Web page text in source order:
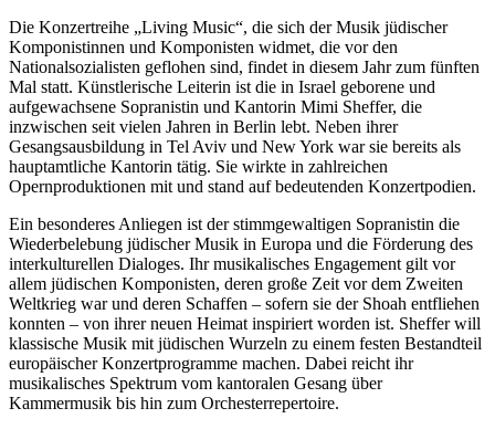
Die Konzertreihe „Living Music“, die sich der Musik jüdischer
Komponistinnen und Komponisten widmet, die vor den
Nationalsozialisten geflohen sind, findet in diesem Jahr zum fünften
Mal statt. Künstlerische Leiterin ist die in Israel geborene und
aufgewachsene Sopranistin und Kantorin Mimi Sheffer, die
inzwischen seit vielen Jahren in Berlin lebt. Neben ihrer
Gesangsausbildung in Tel Aviv und New York war sie bereits als
hauptamtliche Kantorin tätig. Sie wirkte in zahlreichen
Opernproduktionen mit und stand auf bedeutenden Konzertpodien.
Ein besonderes Anliegen ist der stimmgewaltigen Sopranistin die
Wiederbelebung jüdischer Musik in Europa und die Förderung des
interkulturellen Dialoges. Ihr musikalisches Engagement gilt vor
allem jüdischen Komponisten, deren große Zeit vor dem Zweiten
Weltkrieg war und deren Schaffen – sofern sie der Shoah entfliehen
konnten – von ihrer neuen Heimat inspiriert worden ist. Sheffer will
klassische Musik mit jüdischen Wurzeln zu einem festen Bestandteil
europäischer Konzertprogramme machen. Dabei reicht ihr
musikalisches Spektrum vom kantoralen Gesang über
Kammermusik bis hin zum Orchesterrepertoire.